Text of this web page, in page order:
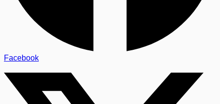
Facebook